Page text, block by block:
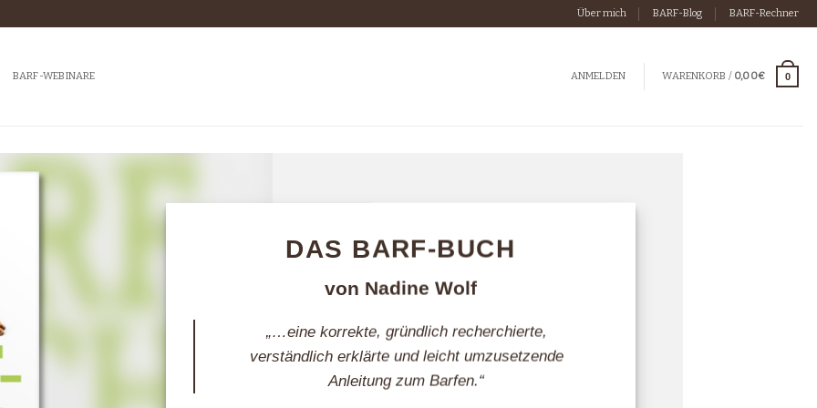
Über mich BARF-Blog BARF-Rechner
BARF-WEBINARE ANMELDEN WARENKORB / 0,00€ 0
DAS BARF-BUCH
von Nadine Wolf
„…eine korrekte, gründlich recherchierte,
verständlich erklärte und leicht umzusetzende
Anleitung zum Barfen.“